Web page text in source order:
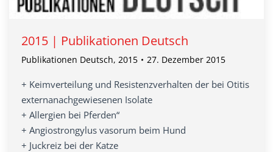
2015 | Publikationen Deutsch
Publikationen Deutsch, 2015 27. Dezember 2015
+ Keimverteilung und Resistenzverhalten der bei Otitis
externanachgewiesenen Isolate
+ Allergien bei Pferden“
+ Angiostrongylus vasorum beim Hund
+ Juckreiz bei der Katze